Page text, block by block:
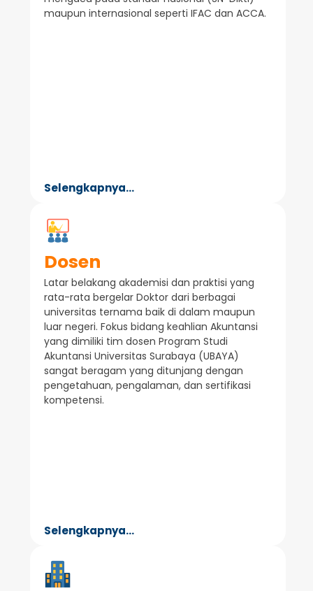
maupun internasional seperti IFAC dan ACCA.
Selengkapnya...
Dosen
Latar belakang akademisi dan praktisi yang
rata-rata bergelar Doktor dari berbagai
universitas ternama baik di dalam maupun
luar negeri. Fokus bidang keahlian Akuntansi
yang dimiliki tim dosen Program Studi
Akuntansi Universitas Surabaya (UBAYA)
sangat beragam yang ditunjang dengan
pengetahuan, pengalaman, dan sertifikasi
kompetensi.
Selengkapnya...